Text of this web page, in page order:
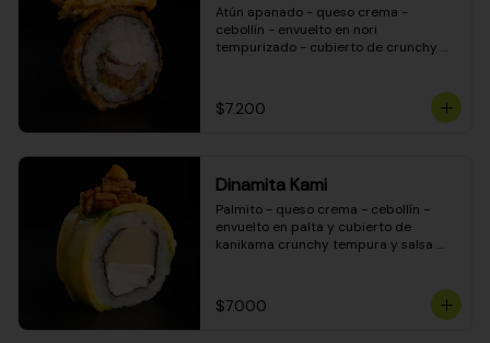
Atún apanado - queso crema -
cebollín - envuelto en nori
tempurizado - cubierto de crunchy
$7.200
Dinamita Kami
Palmito - queso crema - cebollín -
envuelto en palta y cubierto de
kanikama crunchy tempura y salsa
$7.000